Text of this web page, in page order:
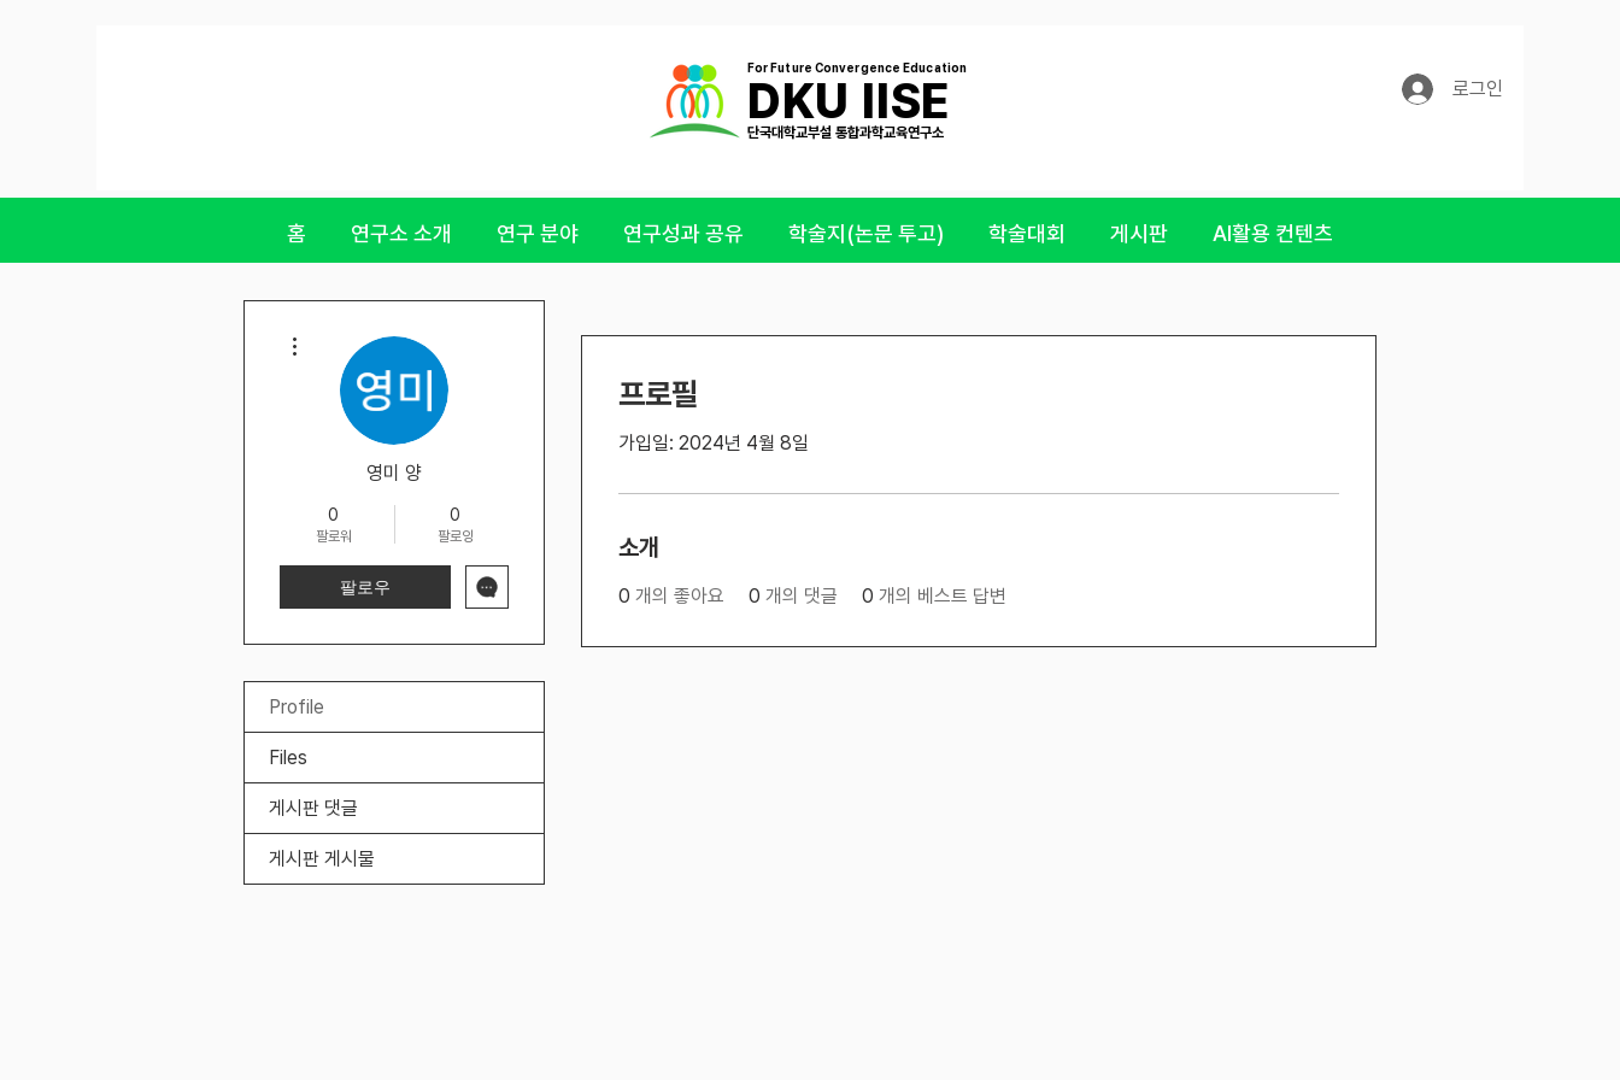
​단국대학교부설 통합과학교육연구소
DKU IISE
For Future Convergence Education
로그인
홈 연구소 소개 연구 분야 연구성과 공유 학술지(논문 투고) 학술대회 게시판 AI활용 컨텐츠
프로필
가입일: 2024년 4월 8일
소개
0 개의 좋아요 0 개의 댓글 0 개의 베스트 답변
영미 양
0
팔로워
0
팔로잉
팔로우
Profile
Files
게시판 댓글
게시판 게시물